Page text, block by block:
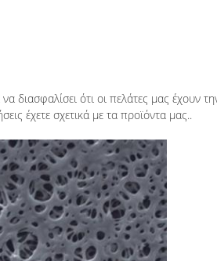
διασφαλίσει ότι οι πελάτες μας
έχετε σχετικά με τα προϊόντα μας..